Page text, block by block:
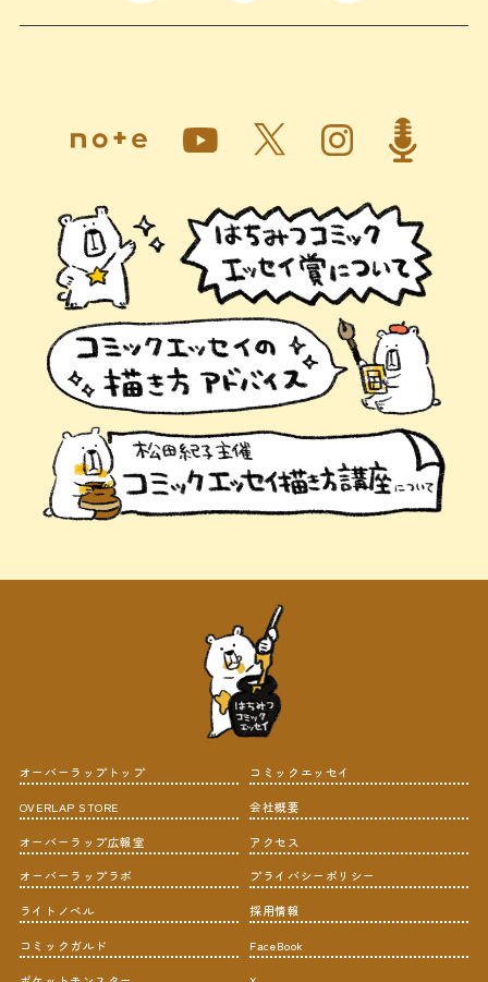
オーバーラップトップ
OVERLAP STORE
オーバーラップ広報室
オーバーラップラボ
ライトノベル
コミックガルド
コミックエッセイ
会社概要
アクセス
プライバシーポリシー
採用情報
FaceBook